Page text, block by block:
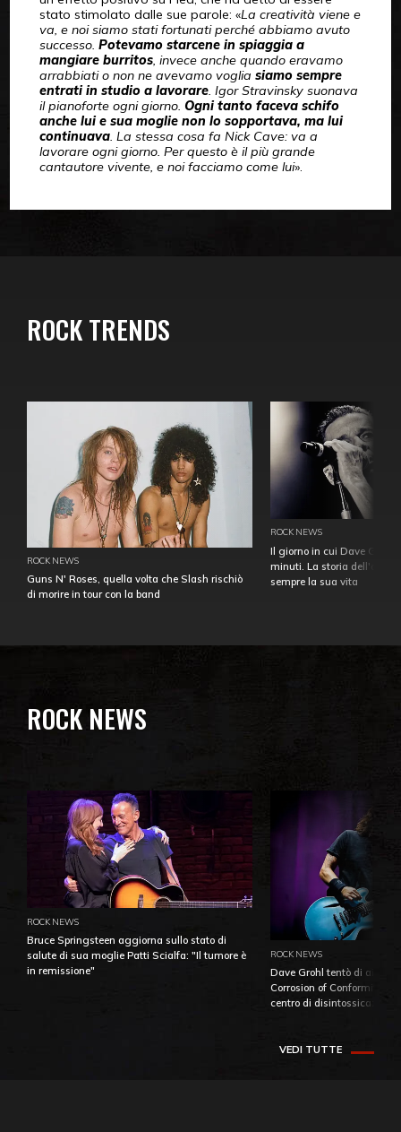
stato stimolato dalle sue parole: «La creatività viene e
va, e noi siamo stati fortunati perché abbiamo avuto
successo. Potevamo starcene in spiaggia a
mangiare burritos, invece anche quando eravamo
arrabbiati o non ne avevamo voglia siamo sempre
entrati in studio a lavorare. Igor Stravinsky suonava
il pianoforte ogni giorno. Ogni tanto faceva schifo
anche lui e sua moglie non lo sopportava, ma lui
continuava. La stessa cosa fa Nick Cave: va a
lavorare ogni giorno. Per questo è il più grande
cantautore vivente, e noi facciamo come lui».
ROCK TRENDS
ROCK NEWS
Guns N' Roses, quella volta che Slash rischiò
di morire in tour con la band
ROCK NEWS
Il giorno in cui Dave
minuti. La storia
sempre la sua vita
ROCK NEWS
ROCK NEWS
Bruce Springsteen aggiorna sullo stato di
salute di sua moglie Patti Scialfa: "Il tumore è
in remissione"
ROCK NEWS
Dave Grohl tentò di
Corrosion of Conformity
centro di
VEDI TUTTE